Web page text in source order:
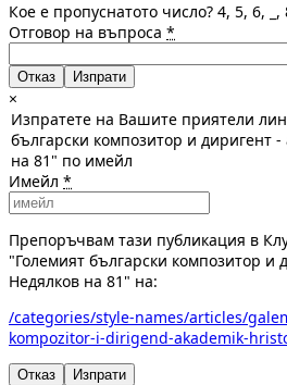
Кое е пропуснатото число? 4, 5, 6, _,
Отговор на въпроса *
Отказ
×
Изпратете на Вашите приятели
български композитор и диригент
на 81" по имейл
Имейл *
Препоръчвам тази публикация в
"Големият български композитор и
Недялков на 81" на:
/categories/style-names/articles/
kompozitor-i-dirigend-akademik-
Отказ Изпрати